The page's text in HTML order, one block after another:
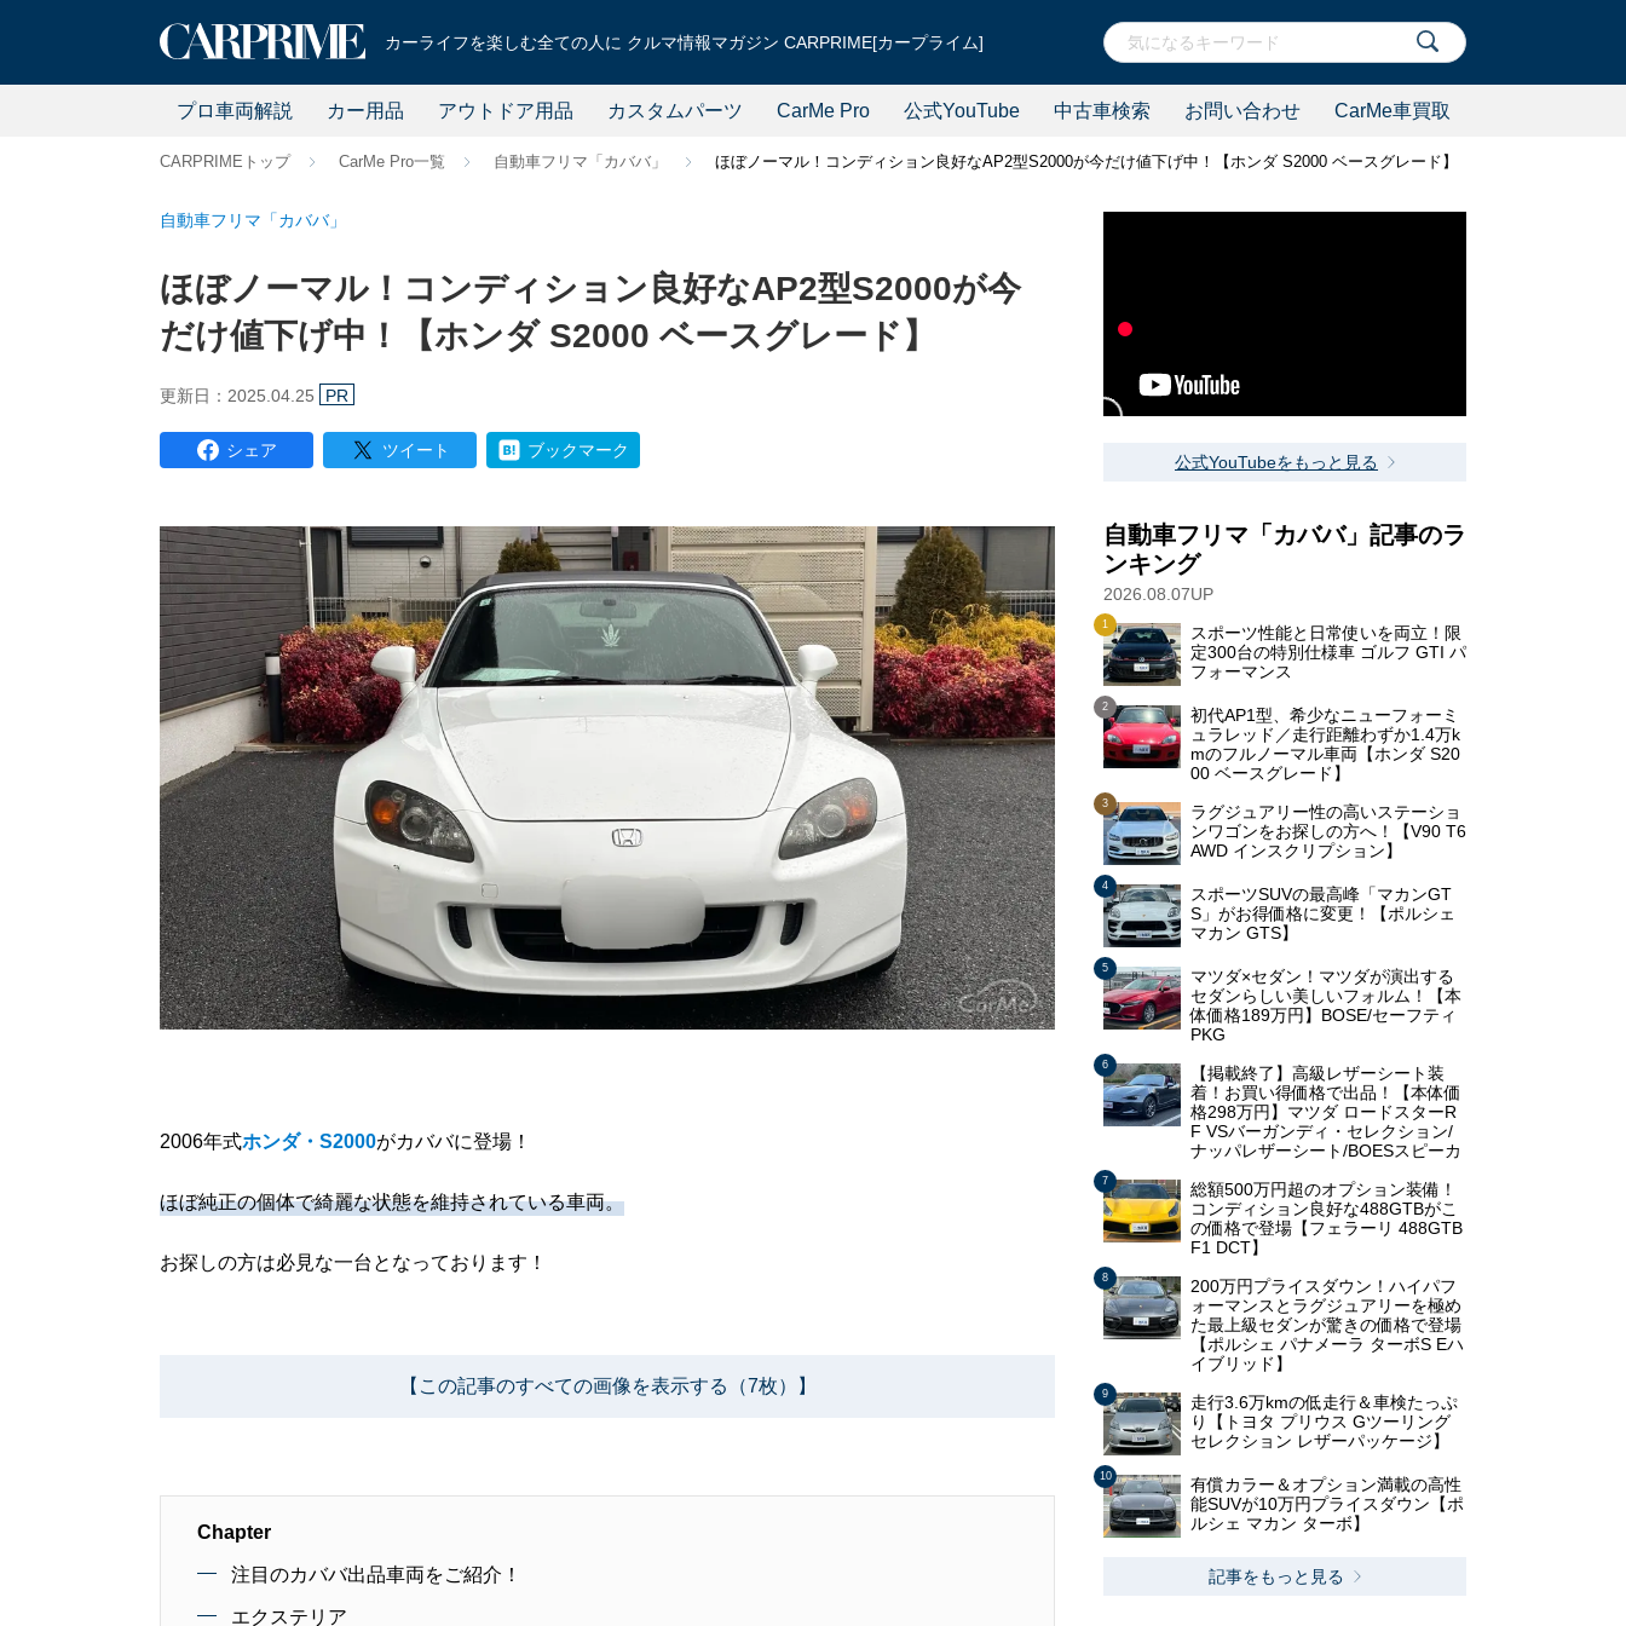
カーライフを楽しむ全ての人に クルマ情報マガジン CARPRIME[カープライム]
プロ車両解説 カー用品 アウトドア用品 カスタムパーツ CarMe Pro 公式YouTube 中古車検索 お問い合わせ CarMe車買取
CARPRIMEトップ CarMe Pro一覧 自動車フリマ「カババ」 ほぼノーマル！コンディション良好なAP2型S2000が今だけ値下げ中！【ホンダ S2000 ベースグレード】
自動車フリマ「カババ」
ほぼノーマル！コンディション良好なAP2型S2000が今
だけ値下げ中！【ホンダ S2000 ベースグレード】
更新日：2025.04.25 PR
シェア ツイート ブックマーク
2006年式ホンダ・S2000がカババに登場！
ほぼ純正の個体で綺麗な状態を維持されている車両。
お探しの方は必見な一台となっております！
【この記事のすべての画像を表示する（7枚）】
Chapter
注目のカババ出品車両をご紹介！
エクステリア
公式YouTubeをもっと見る
自動車フリマ「カババ」記事のラ
ンキング
2026.08.07UP
スポーツ性能と日常使いを両立！限
定300台の特別仕様車 ゴルフ GTI パ
フォーマンス
初代AP1型、希少なニューフォーミ
ュラレッド／走行距離わずか1.4万k
mのフルノーマル車両【ホンダ S20
00 ベースグレード】
ラグジュアリー性の高いステーショ
ンワゴンをお探しの方へ！【V90 T6
AWD インスクリプション】
スポーツSUVの最高峰「マカンGT
S」がお得価格に変更！【ポルシェ
マカン GTS】
マツダ×セダン！マツダが演出する
セダンらしい美しいフォルム！【本
体価格189万円】BOSE/セーフティ
PKG
【掲載終了】高級レザーシート装
着！お買い得価格で出品！【本体価
格298万円】マツダ ロードスターR
F VSバーガンディ・セレクション/
ナッパレザーシート/BOESスピーカ
総額500万円超のオプション装備！
コンディション良好な488GTBがこ
の価格で登場【フェラーリ 488GTB
F1 DCT】
200万円プライスダウン！ハイパフ
ォーマンスとラグジュアリーを極め
た最上級セダンが驚きの価格で登場
【ポルシェ パナメーラ ターボS Eハ
イブリッド】
走行3.6万kmの低走行＆車検たっぷ
り【トヨタ プリウス Gツーリング
セレクション レザーパッケージ】
有償カラー＆オプション満載の高性
能SUVが10万円プライスダウン【ポ
ルシェ マカン ターボ】
記事をもっと見る